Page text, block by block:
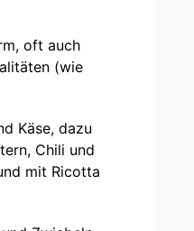
oft auch
(wie
Käse, dazu
Chili und
mit Ricotta